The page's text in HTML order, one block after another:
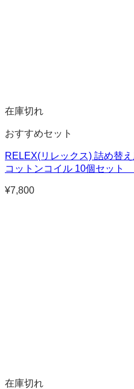
在庫切れ
おすすめセット
RELEX(リレックス) 詰め替
コットンコイル 10個セット
¥7,800
在庫切れ